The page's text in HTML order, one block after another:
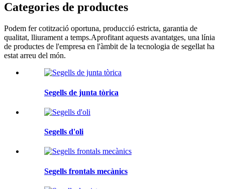
Categories de productes
Podem fer cotització oportuna, producció estricta, garantia de
qualitat, lliurament a temps.Aprofitant aquests avantatges, una línia
de productes de l'empresa en l'àmbit de la tecnologia de segellat ha
estat arreu del món.
Segells de junta tòrica
Segells d'oli
Segells frontals mecànics